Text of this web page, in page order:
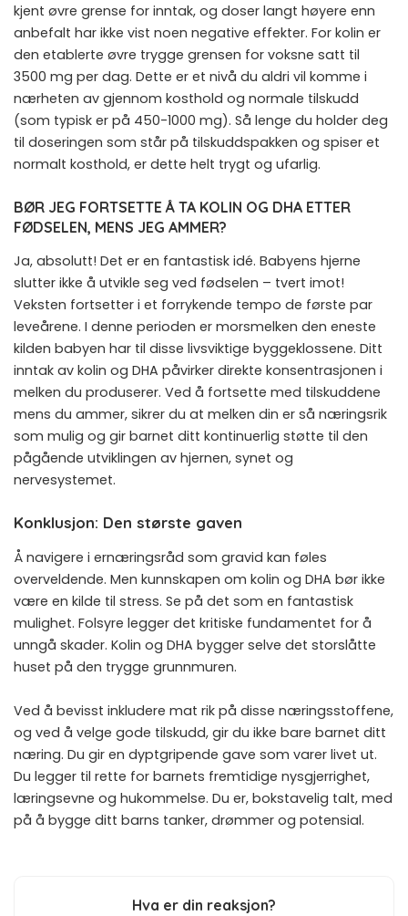
kjent øvre grense for inntak, og doser langt høyere enn
anbefalt har ikke vist noen negative effekter. For kolin er
den etablerte øvre trygge grensen for voksne satt til
3500 mg per dag. Dette er et nivå du aldri vil komme i
nærheten av gjennom kosthold og normale tilskudd
(som typisk er på 450-1000 mg). Så lenge du holder deg
til doseringen som står på tilskuddspakken og spiser et
normalt kosthold, er dette helt trygt og ufarlig.
BØR JEG FORTSETTE Å TA KOLIN OG DHA ETTER
FØDSELEN, MENS JEG AMMER?
Ja, absolutt! Det er en fantastisk idé. Babyens hjerne
slutter ikke å utvikle seg ved fødselen – tvert imot!
Veksten fortsetter i et forrykende tempo de første par
leveårene. I denne perioden er morsmelken den eneste
kilden babyen har til disse livsviktige byggeklossene. Ditt
inntak av kolin og DHA påvirker direkte konsentrasjonen i
melken du produserer. Ved å fortsette med tilskuddene
mens du ammer, sikrer du at melken din er så næringsrik
som mulig og gir barnet ditt kontinuerlig støtte til den
pågående utviklingen av hjernen, synet og
nervesystemet.
Konklusjon: Den største gaven
Å navigere i ernæringsråd som gravid kan føles
overveldende. Men kunnskapen om kolin og DHA bør ikke
være en kilde til stress. Se på det som en fantastisk
mulighet. Folsyre legger det kritiske fundamentet for å
unngå skader. Kolin og DHA bygger selve det storslåtte
huset på den trygge grunnmuren.
Ved å bevisst inkludere mat rik på disse næringsstoffene,
og ved å velge gode tilskudd, gir du ikke bare barnet ditt
næring. Du gir en dyptgripende gave som varer livet ut.
Du legger til rette for barnets fremtidige nysgjerrighet,
læringsevne og hukommelse. Du er, bokstavelig talt, med
på å bygge ditt barns tanker, drømmer og potensial.
Hva er din reaksjon?